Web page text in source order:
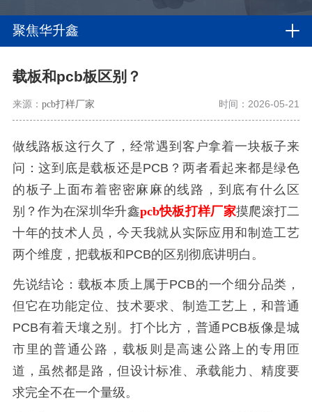
聚焦华升鑫
载板和pcb板区别？
来源： pcb打样厂家 时间：2026-05-21
做线路板这行久了，经常遇到客户拿着一块板子来
问：这到底是载板还是PCB？两者看起来都是绿色
的板子上面布着密密麻麻的线路，到底有什么区
别？作为在深圳华升鑫pcb快板打样厂家摸爬滚打二
十年的技术人员，今天我就从实际应用和制造工艺
两个维度，把载板和PCB的区别彻底讲明白。
先说结论：载板本质上属于PCB的一个细分品类，
但它在功能定位、技术要求、制造工艺上，和普通
PCB有着天壤之别。打个比方，普通PCB板像是城
市里的普通公路，载板则是高速公路上的专用匝
道，虽然都是路，但设计标准、承载能力、精度要
求完全不在一个量级。